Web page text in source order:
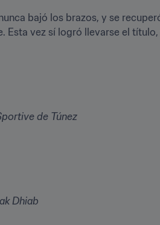
bajó los brazos, y se
Esta vez sí logró llevarse el título,
de Túnez
Dhiab